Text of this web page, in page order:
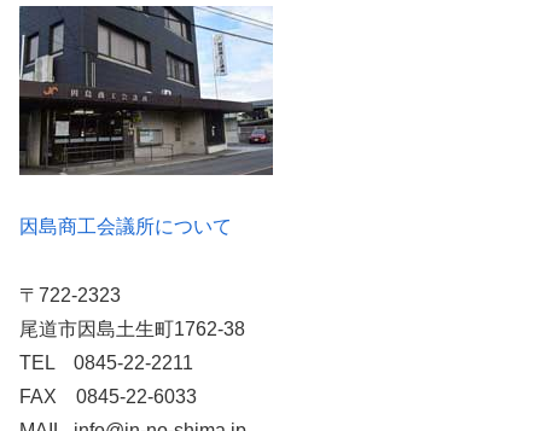
因島商工会議所について
〒722-2323
尾道市因島土生町1762-38
TEL 0845-22-2211
FAX 0845-22-6033